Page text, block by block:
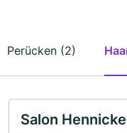
Perücken (2)
Salon Hennicke